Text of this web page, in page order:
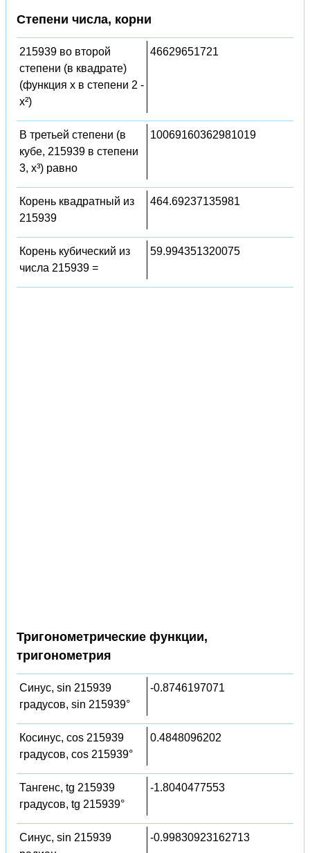
Степени числа, корни
215939 во второй
степени (в квадрате)
(функция x в степени 2 -
x²)
46629651721
В третьей степени (в
кубе, 215939 в степени
3, x³) равно
10069160362981019
Корень квадратный из
215939
464.69237135981
Корень кубический из
числа 215939 =
59.994351320075
Тригонометрические функции,
тригонометрия
Синус, sin 215939
градусов, sin 215939°
-0.8746197071
Косинус, cos 215939
градусов, cos 215939°
0.4848096202
Тангенс, tg 215939
градусов, tg 215939°
-1.8040477553
Синус, sin 215939
-0.99830923162713